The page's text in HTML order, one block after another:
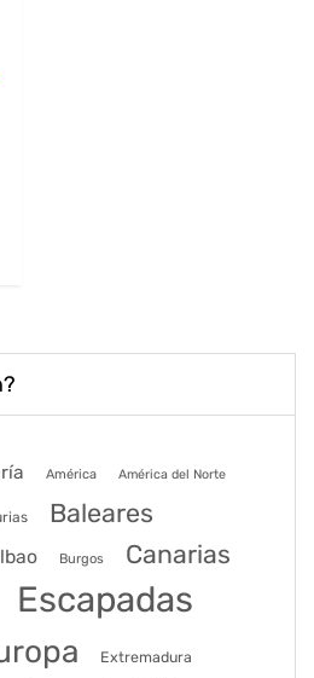
América América del Norte
Baleares
Burgos Canarias
Escapadas
Extremadura